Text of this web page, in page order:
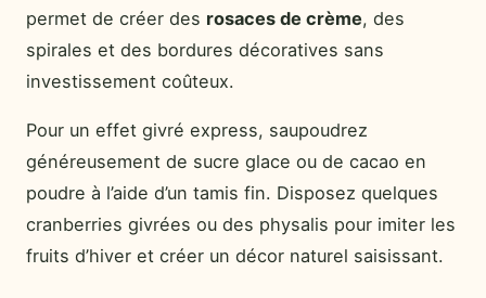
permet de créer des rosaces de crème, des
spirales et des bordures décoratives sans
investissement coûteux.
Pour un effet givré express, saupoudrez
généreusement de sucre glace ou de cacao en
poudre à l’aide d’un tamis fin. Disposez quelques
cranberries givrées ou des physalis pour imiter les
fruits d’hiver et créer un décor naturel saisissant.